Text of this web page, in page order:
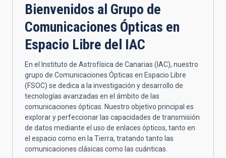
Bienvenidos al Grupo de
Comunicaciones Ópticas en
Espacio Libre del IAC
En el Instituto de Astrofísica de Canarias (IAC), nuestro
grupo de Comunicaciones Ópticas en Espacio Libre
(FSOC) se dedica a la investigación y desarrollo de
tecnologías avanzadas en el ámbito de las
comunicaciones ópticas. Nuestro objetivo principal es
explorar y perfeccionar las capacidades de transmisión
de datos mediante el uso de enlaces ópticos, tanto en
el espacio como en la Tierra, tratando tanto las
comunicaciones clásicas como las cuánticas.